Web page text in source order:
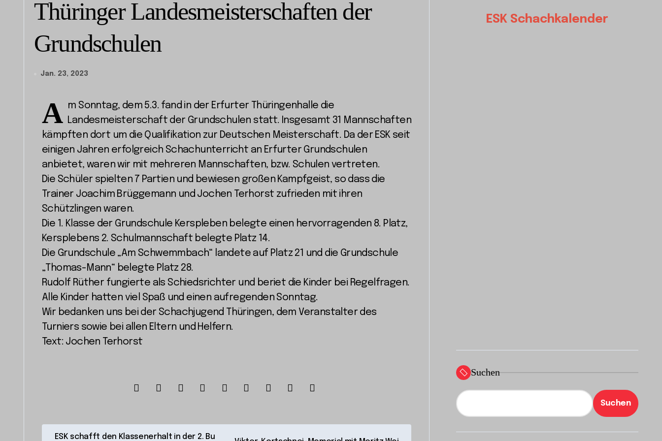
Thüringer Landesmeisterschaften der
Grundschulen
Jan. 23, 2023
A m Sonntag, dem 5.3. fand in der Erfurter Thüringenhalle die
Landesmeisterschaft der Grundschulen statt. Insgesamt 31 Mannschaften
kämpften dort um die Qualifikation zur Deutschen Meisterschaft. Da der ESK seit
einigen Jahren erfolgreich Schachunterricht an Erfurter Grundschulen
anbietet, waren wir mit mehreren Mannschaften, bzw. Schulen vertreten.
Die Schüler spielten 7 Partien und bewiesen großen Kampfgeist, so dass die
Trainer Joachim Brüggemann und Jochen Terhorst zufrieden mit ihren
Schützlingen waren.
Die 1. Klasse der Grundschule Kerspleben belegte einen hervorragenden 8. Platz,
Kersplebens 2. Schulmannschaft belegte Platz 14.
Die Grundschule „Am Schwemmbach“ landete auf Platz 21 und die Grundschule
„Thomas-Mann“ belegte Platz 28.
Rudolf Rüther fungierte als Schiedsrichter und beriet die Kinder bei Regelfragen.
Alle Kinder hatten viel Spaß und einen aufregenden Sonntag.
Wir bedanken uns bei der Schachjugend Thüringen, dem Veranstalter des
Turniers sowie bei allen Eltern und Helfern.
Text: Jochen Terhorst
ESK schafft den Klassenerhalt in der 2. Bu
ESK Schachkalender
Suchen
Suchen